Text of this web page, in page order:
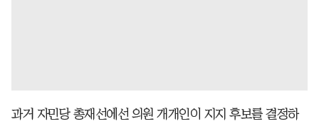
과거 자민당 총재선에선 의원 개개인이 지지 후보를 결정하